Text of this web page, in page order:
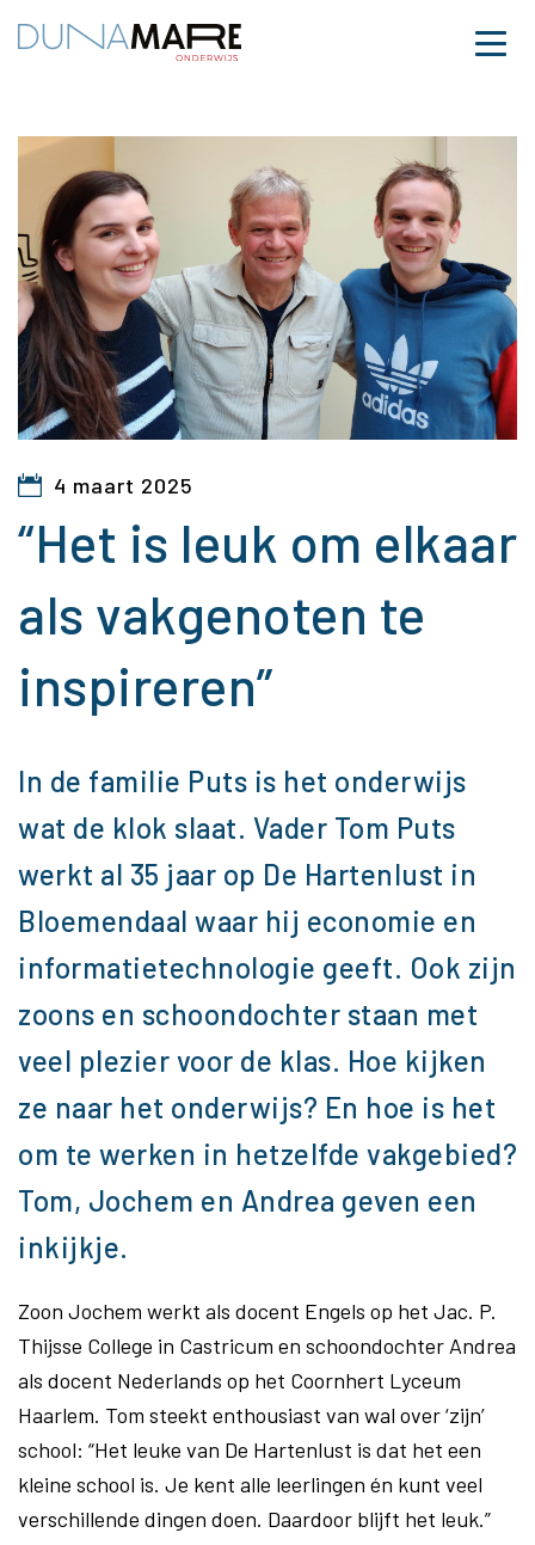
Menu
“Het is leuk om
4 maart 2025
“Het is leuk om elkaar
als vakgenoten te
inspireren”
In de familie Puts is het onderwijs
wat de klok slaat. Vader Tom Puts
werkt al 35 jaar op De Hartenlust in
Bloemendaal waar hij economie en
informatietechnologie geeft. Ook zijn
zoons en schoondochter staan met
veel plezier voor de klas. Hoe kijken
ze naar het onderwijs? En hoe is het
om te werken in hetzelfde vakgebied?
Tom, Jochem en Andrea geven een
inkijkje.
Zoon Jochem werkt als docent Engels op het Jac. P.
Thijsse College in Castricum en schoondochter Andrea
als docent Nederlands op het Coornhert Lyceum
Haarlem. Tom steekt enthousiast van wal over ‘zijn’
school: “Het leuke van De Hartenlust is dat het een
kleine school is. Je kent alle leerlingen én kunt veel
verschillende dingen doen. Daardoor blijft het leuk.”